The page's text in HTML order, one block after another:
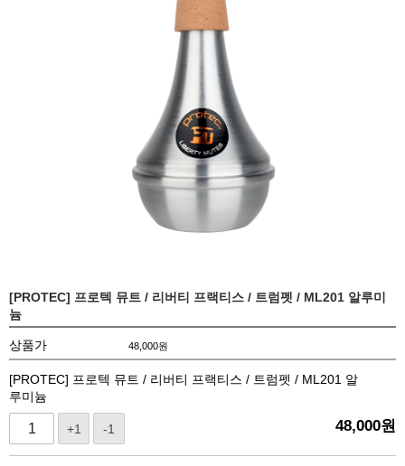
[PROTEC] 프로텍 뮤트 / 리버티 프랙티스 / 트럼펫 / ML201 알루미
늄
상품가 48,000원
[PROTEC] 프로텍 뮤트 / 리버티 프랙티스 / 트럼펫 / ML201 알
루미늄
+1 -1 48,000원